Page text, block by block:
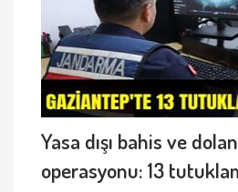
Yasa dışı bahis ve
operasyonu: 13